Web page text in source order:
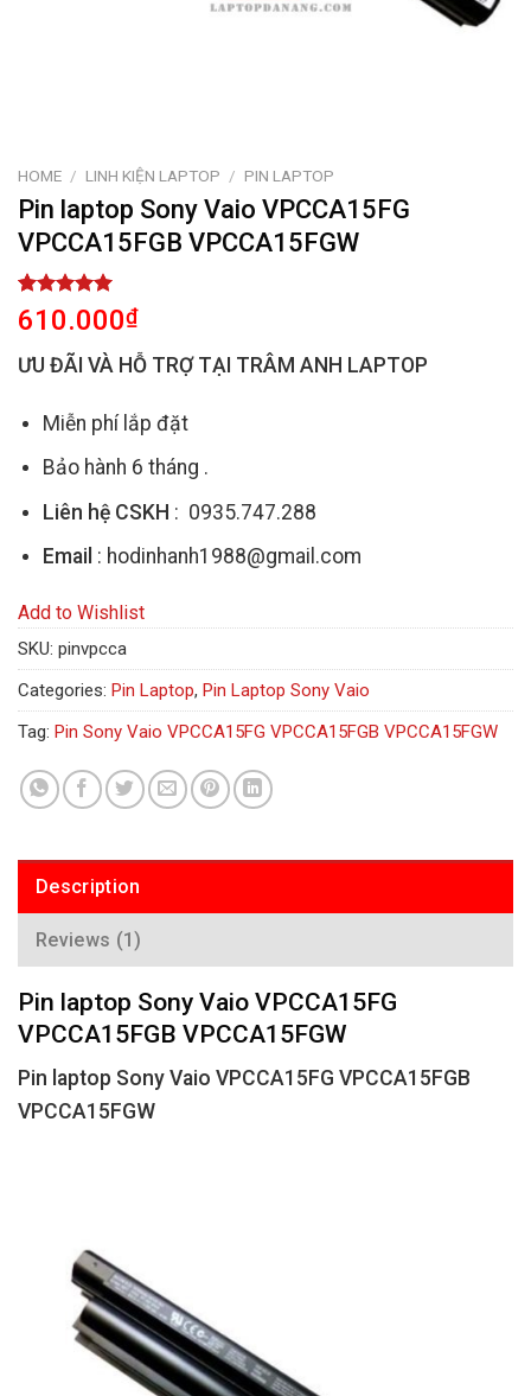
HOME / LINH KIỆN LAPTOP / PIN LAPTOP
Pin laptop Sony Vaio VPCCA15FG
VPCCA15FGB VPCCA15FGW
Rated
5.00
out of 5
based on
1
customer
610.000₫
ƯU ĐÃI VÀ HỖ TRỢ TẠI TRÂM ANH LAPTOP
Miễn phí lắp đặt
Bảo hành 6 tháng .
Liên hệ CSKH : 0935.747.288
Email : hodinhanh1988@gmail.com
Add to Wishlist
SKU: pinvpcca
Categories: Pin Laptop, Pin Laptop Sony Vaio
Tag: Pin Sony Vaio VPCCA15FG VPCCA15FGB VPCCA15FGW
Description
Reviews (1)
Pin laptop Sony Vaio VPCCA15FG
VPCCA15FGB VPCCA15FGW
Pin laptop Sony Vaio VPCCA15FG VPCCA15FGB
VPCCA15FGW